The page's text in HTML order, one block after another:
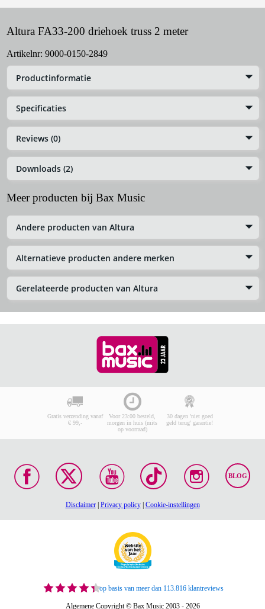
Altura FA33-200 driehoek truss 2 meter
Artikelnr: 9000-0150-2849
Productinformatie
Specificaties
Reviews (0)
Downloads (2)
Meer producten bij Bax Music
Andere producten van Altura
Alternatieve producten andere merken
Gerelateerde producten van Altura
Gratis verzending vanaf
€ 99,-
Voor 23:00 besteld,
morgen in huis (mits
op voorraad)
30 dagen 'niet goed
geld terug' garantie!
BLOG
Disclaimer| Privacy policy| Cookie-instellingen
op basis van meer dan 113.816 klantreviews
Algemene Copyright © Bax Music 2003 - 2026